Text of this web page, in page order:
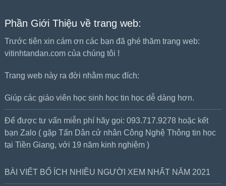
Phần Giới Thiệu về trang web:
Trước tiên xin cám ơn các bạn đã ghé thăm trang web:
vitinhtandan.com của chúng tôi !
Trang web này ra đời nhằm mục đích:
Giúp các giáo viên học sinh học tin học dễ dàng hơn.
Để được tư vấn miễn phí hãy gọi: 093.717.9278 hoặc kết
bạn Zalo ( gặp Tấn Dân cử nhân Công Nghệ Thông tin học
tại Tiền Giang, với 19 năm kinh nghiệm )
BÀI VIẾT BỔ ÍCH NHIỀU NGƯỜI XEM NHẤT NĂM 2021